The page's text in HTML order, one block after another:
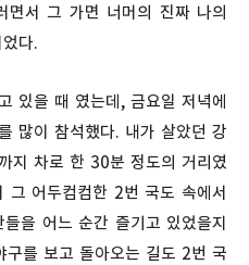
면서 그 가면 너머의 진짜 나의
다.
있을 때 였는데, 금요일 저녁에
많이 참석했다. 내가 살았던 강
지 차로 한 30분 정도의 거리였
그 어두컴컴한 2번 국도 속에서
을 어느 순간 즐기고 있었을지
를 보고 돌아오는 길도 2번 국